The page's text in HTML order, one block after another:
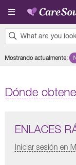
Pasar al contenido
What are you
results
Mostrando actualmente:
Dónde
ENLACES
Iniciar sesión en